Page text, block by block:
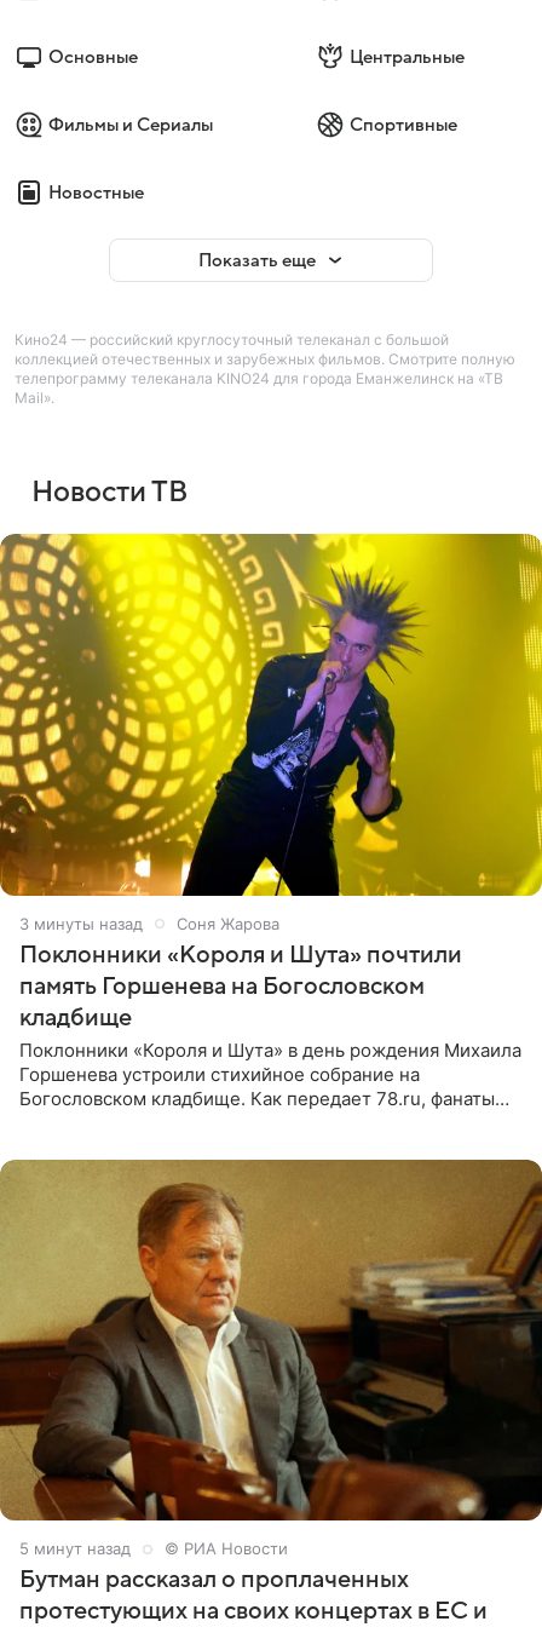
Основные Центральные
Фильмы и Сериалы Спортивные
Новостные
Показать еще
Кино24 — российский круглосуточный телеканал с большой
коллекцией отечественных и зарубежных фильмов. Смотрите полную
телепрограмму телеканала KINO24 для города Еманжелинск на «ТВ
Mail».
Новости ТВ
3 минуты назад Соня Жарова
Поклонники «Короля и Шута» почтили
память Горшенева на Богословском
кладбище
Поклонники «Короля и Шута» в день рождения Михаила
Горшенева устроили стихийное собрание на
Богословском кладбище. Как передает 78.ru, фанаты
5 минут назад © РИА Новости
Бутман рассказал о проплаченных
протестующих на своих концертах в ЕС и